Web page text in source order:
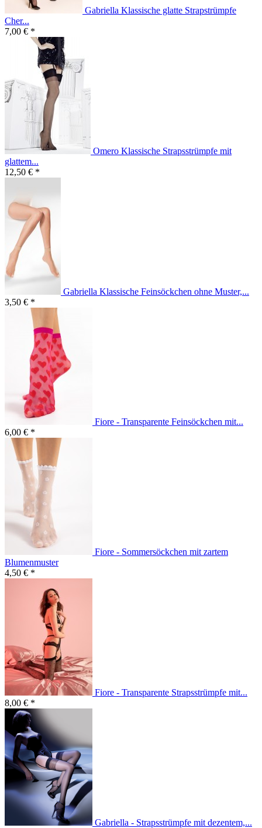
Gabriella Klassische glatte Strapstrümpfe
Cher...
7,00 € *
Omero Klassische Strapsstrümpfe mit
glattem...
12,50 € *
Gabriella Klassische Feinsöckchen ohne Muster,...
3,50 € *
Fiore - Transparente Feinsöckchen mit...
6,00 € *
Fiore - Sommersöckchen mit zartem
Blumenmuster
4,50 € *
Fiore - Transparente Strapsstrümpfe mit...
8,00 € *
Gabriella - Strapsstrümpfe mit dezentem,...